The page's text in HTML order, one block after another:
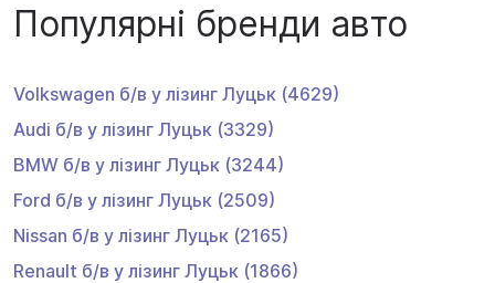
Популярні бренди авто
Volkswagen б/в у лізинг Луцьк (4629)
Audi б/в у лізинг Луцьк (3329)
BMW б/в у лізинг Луцьк (3244)
Ford б/в у лізинг Луцьк (2509)
Nissan б/в у лізинг Луцьк (2165)
Renault б/в у лізинг Луцьк (1866)